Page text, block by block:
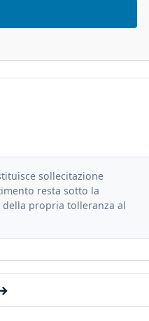
sollecitazione
resta sotto la
propria tolleranza al